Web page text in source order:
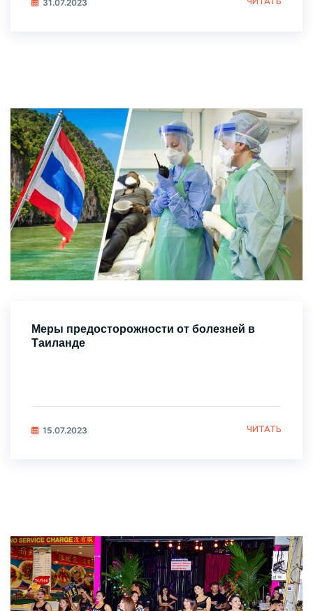
31.07.2023
Меры предосторожности от болезней в
Таиланде
15.07.2023 ЧИТАТЬ